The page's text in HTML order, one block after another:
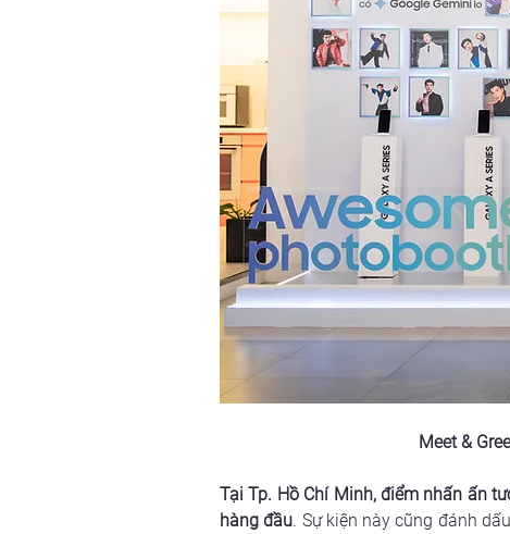
Meet &
Tại Tp. Hồ Chí Minh, điểm nhấn ấn
hàng đầu. Sự kiện này cũng đánh